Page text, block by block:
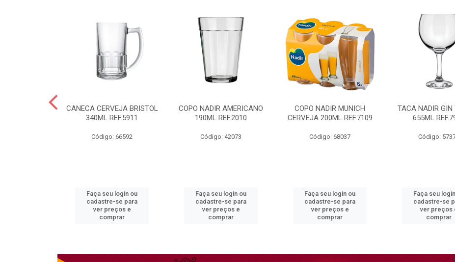
CANECA CERVEJA BRISTOL
340ML REF.5911
Código: 66592
Faça seu login ou
cadastre-se para
ver preços e
comprar
COPO NADIR AMERICANO
190ML REF.2010
Código: 42073
Faça seu login ou
cadastre-se para
ver preços e
comprar
COPO NADIR MUNICH
CERVEJA 200ML REF.7109
Código: 68037
Faça seu login ou
cadastre-se para
ver preços e
comprar
TACA NADIR GIN
655ML
Código:
Faça seu
cadastre-se
ver preços
comprar